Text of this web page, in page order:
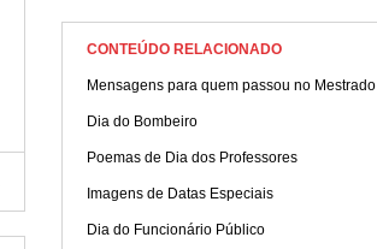
CONTEÚDO RELACIONADO
Mensagens para quem passou no Mestrado
Dia do Bombeiro
Poemas de Dia dos Professores
Imagens de Datas Especiais
Dia do Funcionário Público